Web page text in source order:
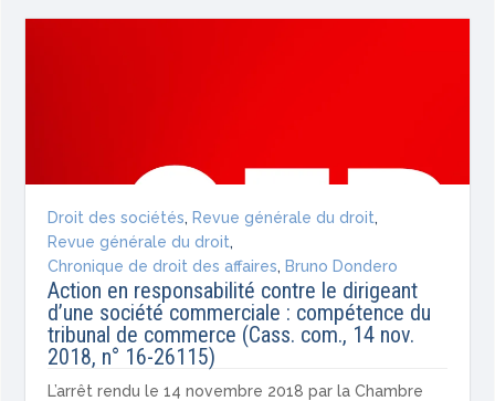
Droit des sociétés, Revue générale du droit,
Revue générale du droit,
Chronique de droit des affaires, Bruno Dondero
Action en responsabilité contre le dirigeant
d’une société commerciale : compétence du
tribunal de commerce (Cass. com., 14 nov.
2018, n° 16-26115)
L’arrêt rendu le 14 novembre 2018 par la Chambre